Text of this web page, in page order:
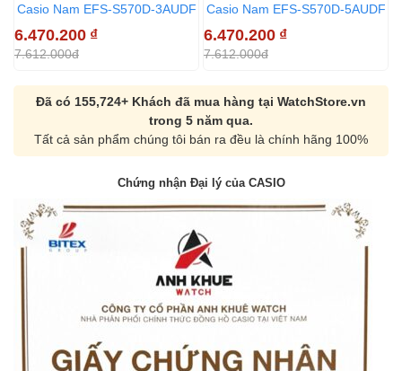
Casio Nam EFS-S570D-3AUDF
6.470.200 ₫
7.612.000đ
Casio Nam EFS-S570D-5AUDF
6.470.200 ₫
7.612.000đ
Đã có 155,724+ Khách đã mua hàng tại WatchStore.vn
trong 5 năm qua.
Tất cả sản phẩm chúng tôi bán ra đều là chính hãng 100%
Chứng nhận Đại lý của CASIO